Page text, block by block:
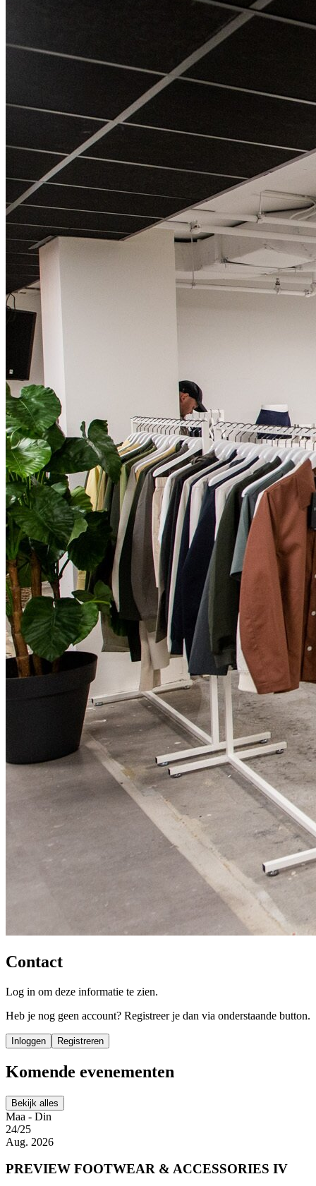
Contact
Log in om deze informatie te zien.
Heb je nog geen account? Registreer je dan via onderstaande button.
Inloggen Registreren
Komende evenementen
Bekijk alles
Maa - Din
24/25
Aug. 2026
PREVIEW FOOTWEAR & ACCESSORIES IV